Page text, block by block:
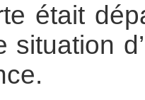
était
situation